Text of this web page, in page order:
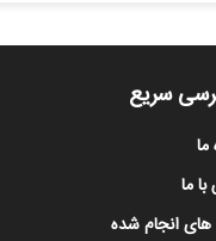
سریع
ما
ما
های انجام شده